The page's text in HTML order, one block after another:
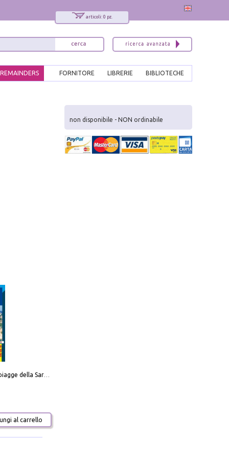
articoli: 0 pz.
BIBLIOTECHE
LIBRERIE
FORNITORE
REMAINDERS
Carta delle spiagge della Sardegna. Con custodia
al carrello
non disponibile - NON ordinabile
x
Interessato ai nostri libri?
Allora iscriviti alla nostra newsletter!
Sarai informato delle nostre novità, potrai
comunque cancellarti quando desideri.